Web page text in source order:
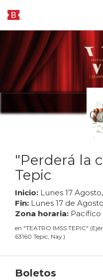
"Perderá la
Tepic
Inicio: Lunes 17 Agosto,
Fin: Lunes 17 de Agosto
Zona horaria: Pacífico
en "TEATRO IMSS TEPIC" (
63160 Tepic, Nay.)
Boletos